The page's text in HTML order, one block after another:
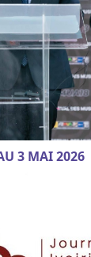
3 MAI 2026